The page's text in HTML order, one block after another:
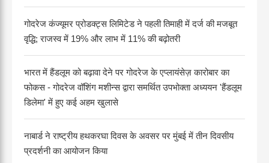
गोदरेज कंज्यूमर प्रोडक्ट्स लिमिटेड ने पहली तिमाही में दर्ज की मजबूत
वृद्धि; राजस्व में 19% और लाभ में 11% की बढ़ोतरी
भारत में हैंडलूम को बढ़ावा देने पर गोदरेज के एप्लायंसेज़ कारोबार का
फोकस - गोदरेज वॉशिंग मशीन्स द्वारा समर्थित उपभोक्ता अध्ययन 'हैंडलूम
डिलेमा' में हुए कई अहम खुलासे
नाबार्ड ने राष्ट्रीय हथकरघा दिवस के अवसर पर मुंबई में तीन दिवसीय
प्रदर्शनी का आयोजन किया